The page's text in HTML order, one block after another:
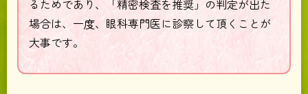
るためであり、「精密検査を推奨」の判定が出た
場合は、一度、眼科専門医に診察して頂くことが
大事です。